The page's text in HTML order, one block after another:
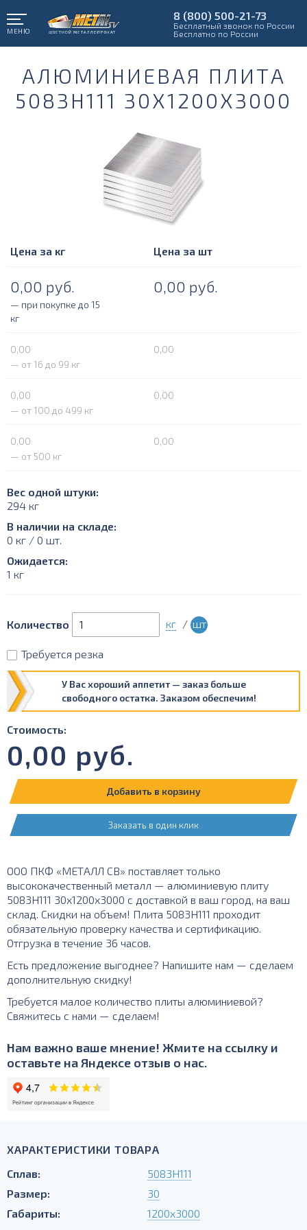
МЕНЮ
8 (800) 500-21-73
Бесплатный звонок по России
Бесплатно по России
АЛЮМИНИЕВАЯ ПЛИТА
5083Н111 30Х1200Х3000
Цена за кг Цена за шт
0,00 руб. 0,00 руб.
— при покупке до 15
кг
0,00
0,00
— от 16 до 99 кг
0,00
0,00
— от 100 до 499 кг
0,00
0,00
— от 500 кг
Вес одной штуки:
294 кг
В наличии на складе:
0 кг / 0 шт.
Ожидается:
1 кг
Количество кг / шт
Требуется резка
У Вас хороший аппетит — заказ больше
свободного остатка. Заказом обеспечим!
Стоимость:
0,00 руб.
Добавить в корзину
Заказать в один клик
ООО ПКФ «МЕТАЛЛ СВ» поставляет только
высококачественный металл — алюминиевую плиту
5083Н111 30х1200х3000 с доставкой в ваш город, на ваш
склад. Скидки на объем! Плита 5083H111 проходит
обязательную проверку качества и сертификацию.
Отгрузка в течение 36 часов.
Есть предложение выгоднее? Напишите нам — сделаем
дополнительную скидку!
Требуется малое количество плиты алюминиевой?
Свяжитесь с нами — сделаем!
Нам важно ваше мнение! Жмите на ссылку и
оставьте на Яндексе отзыв о нас.
ХАРАКТЕРИСТИКИ ТОВАРА
Сплав:
5083H111
Размер:
30
Габариты:
1200х3000